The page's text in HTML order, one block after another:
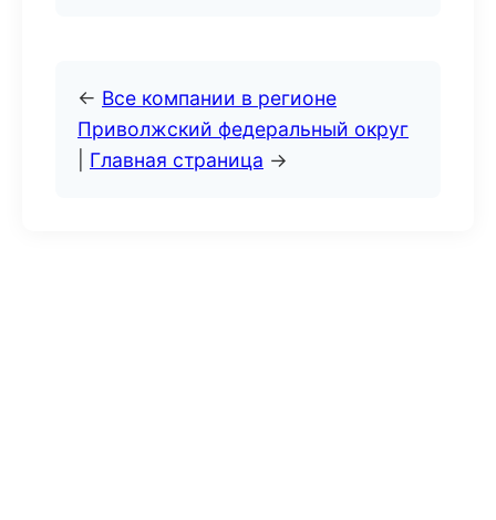
← Все компании в регионе
Приволжский федеральный округ
Главная страница →